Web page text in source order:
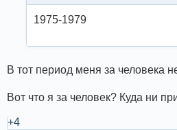
1975-1979
В тот период меня за человека
Вот что я за человек? Куда ни
+4